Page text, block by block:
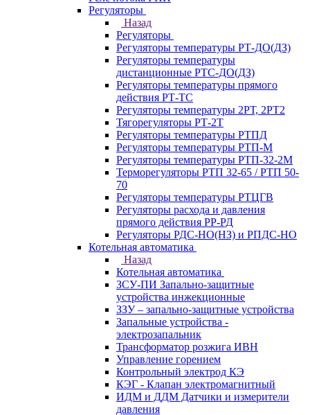
Регуляторы
Назад
Регуляторы
Регуляторы температуры РТ-ДО(ДЗ)
Регуляторы температуры
дистанционные РТС-ДО(ДЗ)
Регуляторы температуры прямого
действия РТ-ТС
Регуляторы температуры 2РТ, 2РT2
Тягорегуляторы РТ-2Т
Регуляторы температуры РТПД
Регуляторы температуры РТП-M
Регуляторы температуры РТП-32-2М
Терморегуляторы РТП 32-65 / РТП 50-
70
Регуляторы температуры РТЦГВ
Регуляторы расхода и давления
прямого действия РР-РД
Регуляторы РДС-НО(НЗ) и РПДС-НО
Котельная автоматика
Назад
Котельная автоматика
ЗСУ-ПИ Запально-защитные
устройства инжекционные
ЗЗУ – запально-защитные устройства
Запальные устройства -
электрозапальник
Трансформатор розжига ИВН
Управление горением
Контрольный электрод КЭ
КЭГ - Клапан электромагнитный
ИДМ и ДДМ Датчики и измерители
давления